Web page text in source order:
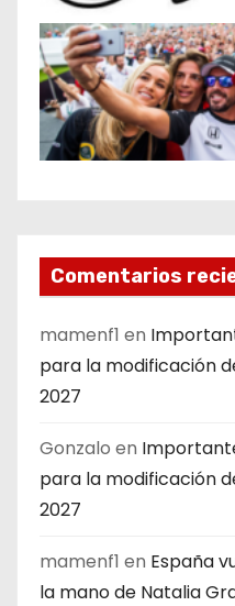
Comentarios
mamenf1 en
para la modificación
2027
Gonzalo en
para la modificación
2027
mamenf1 en España
la mano de Natalia